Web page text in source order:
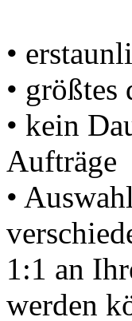
•
•
• kein
Aufträge
•
1:1 an
werden